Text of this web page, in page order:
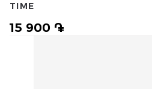
15 900 ֏
TIME